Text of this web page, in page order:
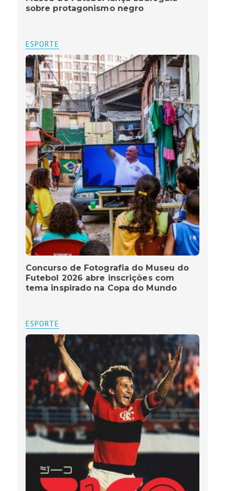
sobre protagonismo negro
ESPORTE
Concurso de Fotografia do Museu do
Futebol 2026 abre inscrições com
tema inspirado na Copa do Mundo
ESPORTE